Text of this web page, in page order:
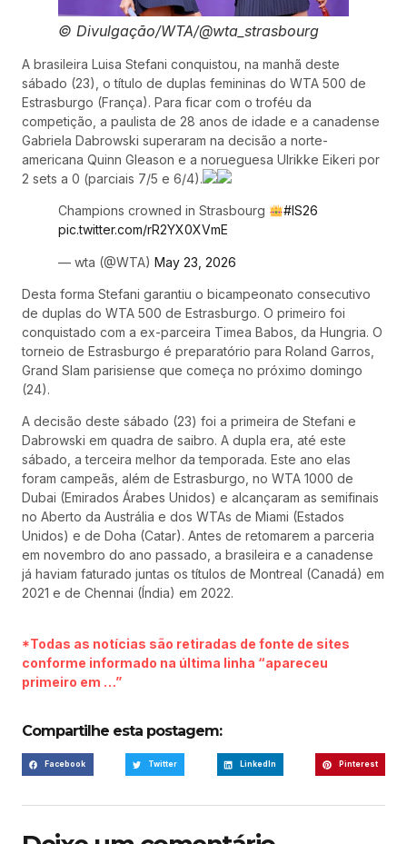
© Divulgação/WTA/@wta_strasbourg
A brasileira Luisa Stefani conquistou, na manhã deste
sábado (23), o título de duplas femininas do WTA 500 de
Estrasburgo (França). Para ficar com o troféu da
competição, a paulista de 28 anos de idade e a canadense
Gabriela Dabrowski superaram na decisão a norte-
americana Quinn Gleason e a norueguesa Ulrikke Eikeri por
2 sets a 0 (parciais 7/5 e 6/4).
Champions crowned in Strasbourg
#IS26
pic.twitter.com/rR2YX0XVmE
— wta (@WTA) May 23, 2026
Desta forma Stefani garantiu o bicampeonato consecutivo
de duplas do WTA 500 de Estrasburgo. O primeiro foi
conquistado com a ex-parceira Timea Babos, da Hungria. O
torneio de Estrasburgo é preparatório para Roland Garros,
Grand Slam parisiense que começa no próximo domingo
(24).
A decisão deste sábado (23) foi a primeira de Stefani e
Dabrowski em quadra de saibro. A dupla era, até este
sábado, a terceira melhor da temporada. Este ano elas
foram campeãs, além de Estrasburgo, no WTA 1000 de
Dubai (Emirados Árabes Unidos) e alcançaram as semifinais
no Aberto da Austrália e dos WTAs de Miami (Estados
Unidos) e de Doha (Catar). Antes de retomarem a parceria
em novembro do ano passado, a brasileira e a canadense
já haviam faturado juntas os títulos de Montreal (Canadá) em
2021 e de Chennai (Índia) em 2022.
*Todas as notícias são retiradas de fonte de sites
conforme informado na última linha “apareceu
primeiro em …”
Compartilhe esta postagem:
Facebook Twitter LinkedIn Pinterest